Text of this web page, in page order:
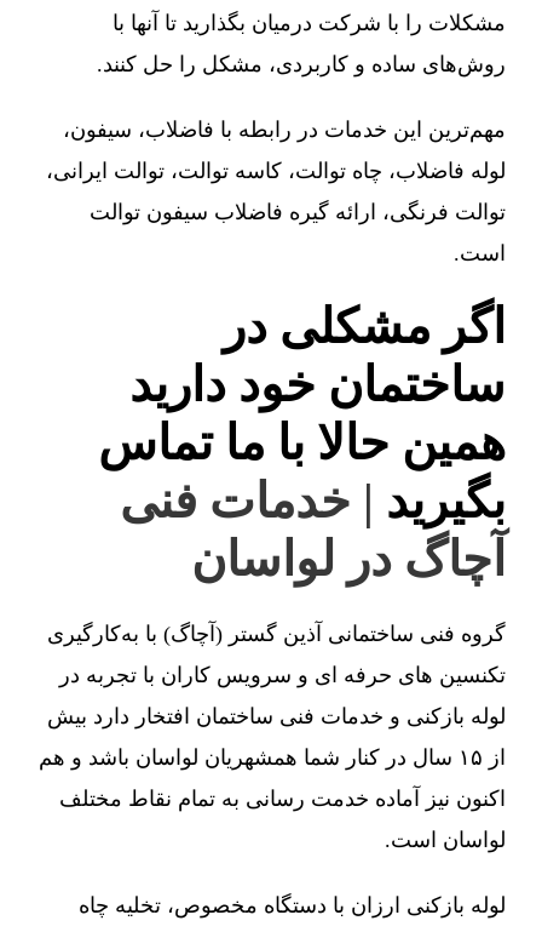
مشکلات را با شرکت درمیان بگذارید تا آنها با
روش‌های ساده و کاربردی، مشکل را حل کنند.
مهم‌ترین این خدمات در رابطه با فاضلاب، سیفون،
لوله فاضلاب، چاه توالت، کاسه توالت، توالت ایرانی،
توالت فرنگی، ارائه گیره فاضلاب سیفون توالت
است.
اگر مشکلی در
ساختمان خود دارید
همین حالا با ما تماس
بگیرید | خدمات فنی
آچاگ در لواسان
گروه فنی ساختمانی آذین گستر (آچاگ) با به‌کارگیری
تکنسین های حرفه ای و سرویس کاران با تجربه در
لوله بازکنی و خدمات فنی ساختمان افتخار دارد بیش
از ۱۵ سال در کنار شما همشهریان لواسان باشد و هم
اکنون نیز آماده خدمت رسانی به تمام نقاط مختلف
لواسان است.
لوله بازکنی ارزان با دستگاه مخصوص، تخلیه چاه